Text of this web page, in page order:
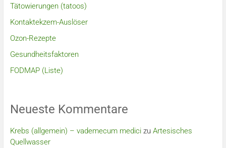
Tätowierungen (tatoos)
Kontaktekzem-Auslöser
Ozon-Rezepte
Gesundheitsfaktoren
FODMAP (Liste)
Neueste Kommentare
Krebs (allgemein) – vademecum medicizu Artesisches
Quellwasser